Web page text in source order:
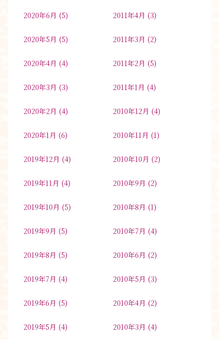
2020年6月 (5)
2020年5月 (5)
2020年4月 (4)
2020年3月 (3)
2020年2月 (4)
2020年1月 (6)
2019年12月 (4)
2019年11月 (4)
2019年10月 (5)
2019年9月 (5)
2019年8月 (5)
2019年7月 (4)
2019年6月 (5)
2019年5月 (4)
2011年4月 (3)
2011年3月 (2)
2011年2月 (5)
2011年1月 (4)
2010年12月 (4)
2010年11月 (1)
2010年10月 (2)
2010年9月 (2)
2010年8月 (1)
2010年7月 (4)
2010年6月 (2)
2010年5月 (3)
2010年4月 (2)
2010年3月 (4)